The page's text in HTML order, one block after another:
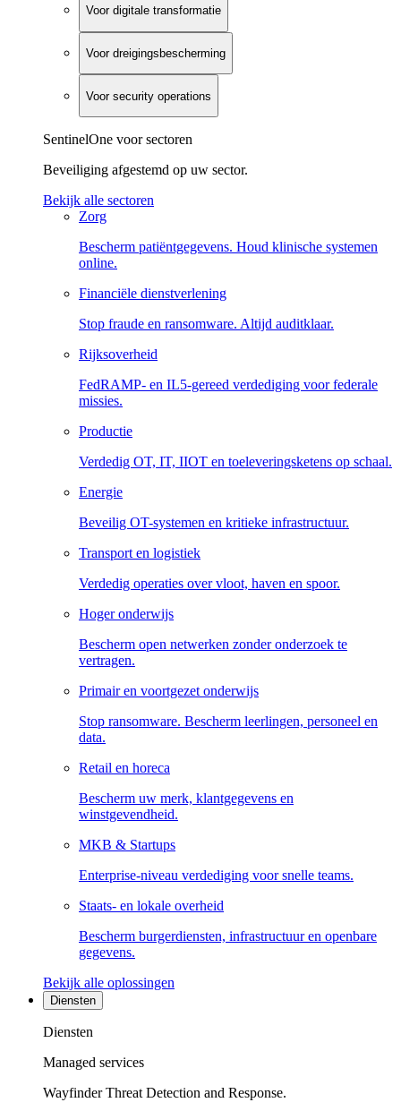
Voor digitale transformatie
Voor dreigingsbescherming
Voor security operations
SentinelOne voor sectoren
Beveiliging afgestemd op uw sector.
Bekijk alle sectoren
Zorg
Bescherm patiëntgegevens. Houd klinische systemen
online.
Financiële dienstverlening
Stop fraude en ransomware. Altijd auditklaar.
Rijksoverheid
FedRAMP- en IL5-gereed verdediging voor federale
missies.
Productie
Verdedig OT, IT, IIOT en toeleveringsketens op schaal.
Energie
Beveilig OT-systemen en kritieke infrastructuur.
Transport en logistiek
Verdedig operaties over vloot, haven en spoor.
Hoger onderwijs
Bescherm open netwerken zonder onderzoek te
vertragen.
Primair en voortgezet onderwijs
Stop ransomware. Bescherm leerlingen, personeel en
data.
Retail en horeca
Bescherm uw merk, klantgegevens en
winstgevendheid.
MKB & Startups
Enterprise-niveau verdediging voor snelle teams.
Staats- en lokale overheid
Bescherm burgerdiensten, infrastructuur en openbare
gegevens.
Bekijk alle oplossingen
Diensten
Diensten
Managed services
Wayfinder Threat Detection and Response.